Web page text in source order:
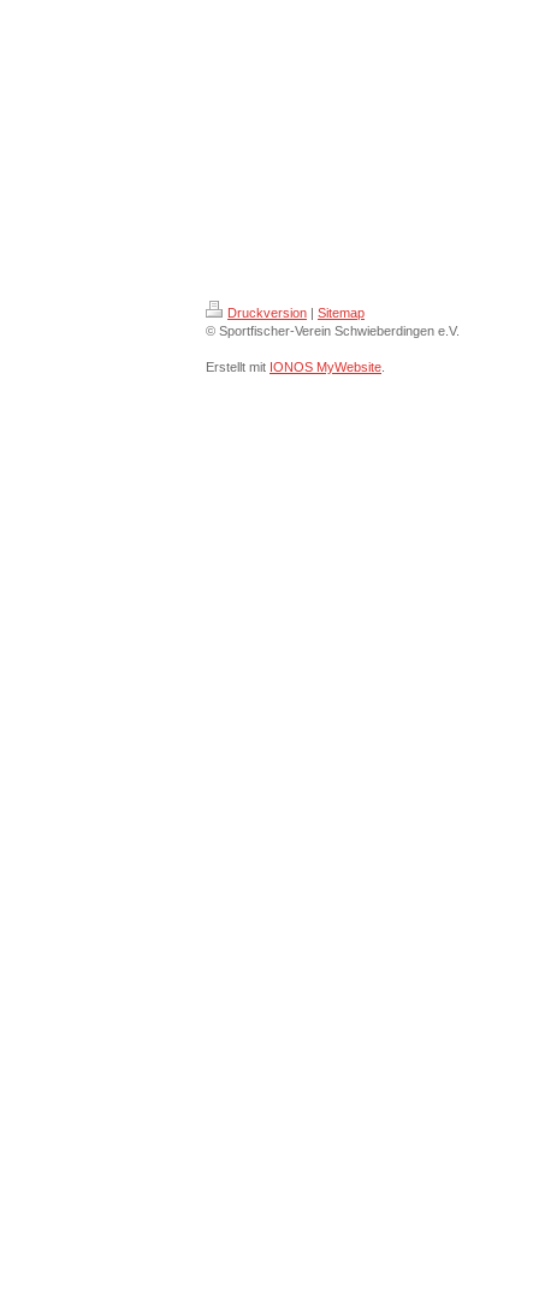
Druckversion | Sitemap
© Sportfischer-Verein Schwieberdingen e.V.
Erstellt mit IONOS MyWebsite